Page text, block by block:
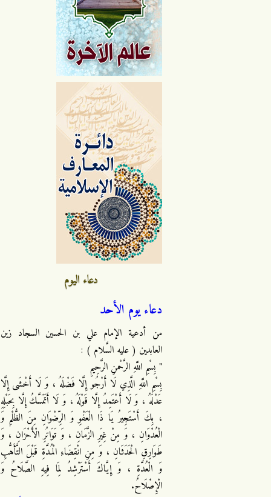
دعاء اليوم
دعاء يوم الأحد
من أدعية الإمام علي بن الحسين السجاد زين
العابدين ( عليه السَّلام ) :
" بِسْمِ اللَّهِ الرَّحْمنِ الرَّحِيمِ
بِسْمِ اللَّهِ الَّذِي لَا أَرْجُو إِلَّا فَضْلَهُ ، وَ لَا أَخْشَى إِلَّا
عَدْلَهُ ، وَ لَا أَعْتَمِدُ إِلَّا قَوْلَهُ ، وَ لَا أَتَمَسَّكُ إِلَّا بِحَبْلِهِ
، بِكَ أَسْتَجِيرُ يَا ذَا الْعَفْوِ وَ الرِّضْوَانِ مِنَ الظُّلْمِ وَ
الْعُدْوَانِ ، وَ مِنْ غِيَرِ الزَّمَانِ ، وَ تَوَاتُرِ الْأَحْزَانِ ، وَ
طَوَارِقِ الْحَدَثَانِ ، وَ مِنِ انْقِضَاءِ الْمُدَّةِ قَبْلَ التَّأَهُّبِ
وَ الْعُدَّةِ ، وَ إِيَّاكَ أَسْتَرْشِدُ لِمَا فِيهِ الصَّلَاحُ وَ
الْإِصْلَاحُ.